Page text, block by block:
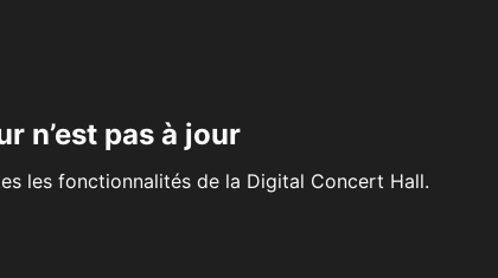
n’est pas à jour
les fonctionnalités de la Digital Concert Hall.